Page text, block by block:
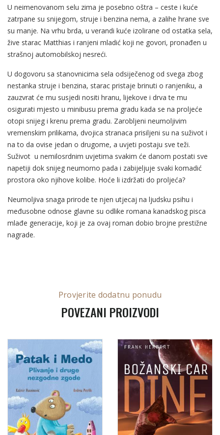
U neimenovanom selu zima je posebno oštra – ceste i kuće
zatrpane su snijegom, struje i benzina nema, a zalihe hrane sve
su manje. Na vrhu brda, u verandi kuće izolirane od ostatka sela,
žive starac Matthias i ranjeni mladić koji ne govori, pronađen u
strašnoj automobilskoj nesreći.
U dogovoru sa stanovnicima sela odsiječenog od svega zbog
nestanka struje i benzina, starac pristaje brinuti o ranjeniku, a
zauzvrat će mu susjedi nositi hranu, lijekove i drva te mu
osigurati mjesto u minibusu prema gradu kada se na proljeće
otopi snijeg i krenu prema gradu. Zarobljeni neumoljivim
vremenskim prilikama, dvojica stranaca prisiljeni su na suživot i
na to da ovise jedan o drugome, a uvjeti postaju sve teži.
Suživot u nemilosrdnim uvjetima svakim će danom postati sve
napetiji dok snijeg neumorno pada i zabijeljuje svaki komadić
prostora oko njihove kolibe. Hoće li izdržati do proljeća?
Neumoljiva snaga prirode te njen utjecaj na ljudsku psihu i
međusobne odnose glavne su odlike romana kanadskog pisca
mlađe generacije, koji je za ovaj roman dobio brojne prestižne
nagrade.
Provjerite dodatnu ponudu
POVEZANI PROIZVODI